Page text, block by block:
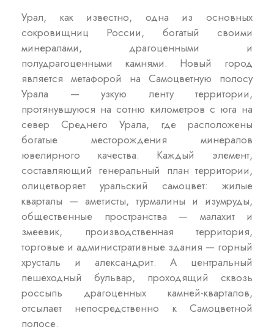
Урал, как известно, одна из основных
сокровищниц России, богатый своими
минералами, драгоценными и
полудрагоценными камнями. Новый город
является метафорой на Самоцветную полосу
Урала — узкую ленту территории,
протянувшуюся на сотню километров с юга на
север Среднего Урала, где расположены
богатые месторождения минералов
ювелирного качества. Каждый элемент,
составляющий генеральный план территории,
олицетворяет уральский самоцвет: жилые
кварталы — аметисты, турмалины и изумруды,
общественные пространства — малахит и
змеевик, производственная территория,
торговые и административные здания — горный
хрусталь и александрит. А центральный
пешеходный бульвар, проходящий сквозь
россыпь драгоценных камней-кварталов,
отсылает непосредственно к Самоцветной
полосе.